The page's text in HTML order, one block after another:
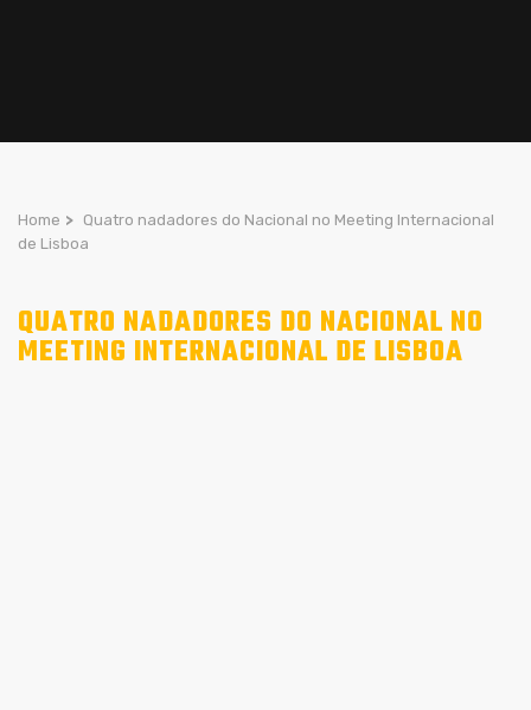
Home > Quatro nadadores do Nacional no Meeting Internacional
de Lisboa
QUATRO NADADORES DO NACIONAL NO
MEETING INTERNACIONAL DE LISBOA